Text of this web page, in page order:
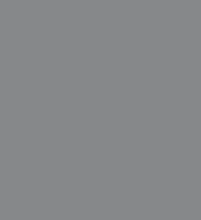
venster))
venster))venster))